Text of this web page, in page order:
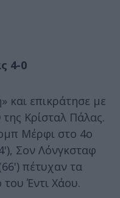
4-0
και επικράτησε με
Κρίσταλ Πάλας.
Μέρφι στο 4ο
Σον Λόνγκσταφ
πέτυχαν τα
Έντι Χάου.